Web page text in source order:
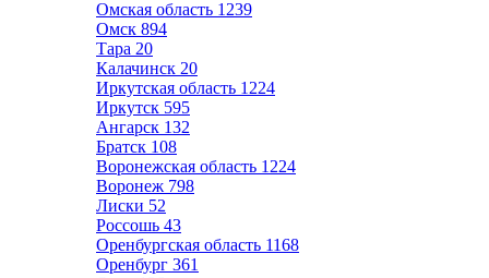
Омская область 1239
Омск 894
Тара 20
Калачинск 20
Иркутская область 1224
Иркутск 595
Ангарск 132
Братск 108
Воронежская область 1224
Воронеж 798
Лиски 52
Россошь 43
Оренбургская область 1168
Оренбург 361